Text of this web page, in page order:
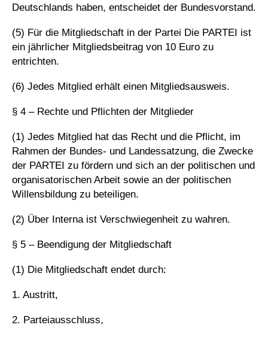
Deutschlands haben, entscheidet der Bundesvorstand.
(5) Für die Mitgliedschaft in der Partei Die PARTEI ist
ein jährlicher Mitgliedsbeitrag von 10 Euro zu
entrichten.
(6) Jedes Mitglied erhält einen Mitgliedsausweis.
§ 4 – Rechte und Pflichten der Mitglieder
(1) Jedes Mitglied hat das Recht und die Pflicht, im
Rahmen der Bundes- und Landessatzung, die Zwecke
der PARTEI zu fördern und sich an der politischen und
organisatorischen Arbeit sowie an der politischen
Willensbildung zu beteiligen.
(2) Über Interna ist Verschwiegenheit zu wahren.
§ 5 – Beendigung der Mitgliedschaft
(1) Die Mitgliedschaft endet durch:
1. Austritt,
2. Parteiausschluss,